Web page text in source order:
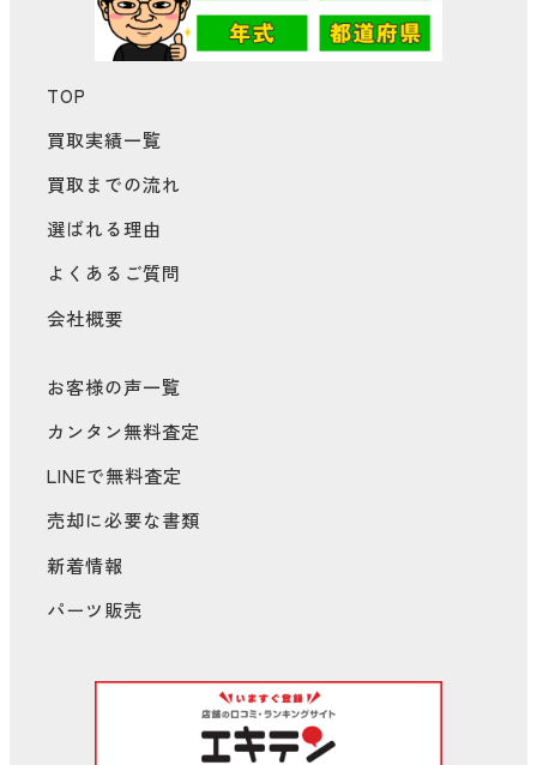
TOP
買取実績一覧
買取までの流れ
選ばれる理由
よくあるご質問
会社概要
お客様の声一覧
カンタン無料査定
LINEで無料査定
売却に必要な書類
新着情報
パーツ販売